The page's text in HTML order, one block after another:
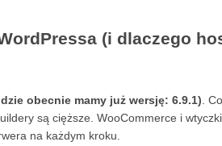
(i dlaczego
obecnie mamy już wersję: 6.9.1) .
są cięższe. WooCommerce i
na każdym kroku.